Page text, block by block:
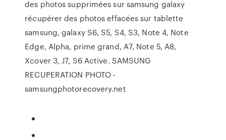
des photos supprimées sur samsung galaxy
récupérer des photos effacées sur tablette
samsung, galaxy S6, S5, S4, S3, Note 4, Note
Edge, Alpha, prime grand, A7, Note 5, A8,
Xcover 3, J7, S6 Active. SAMSUNG
RECUPERATION PHOTO -
samsungphotorecovery.net